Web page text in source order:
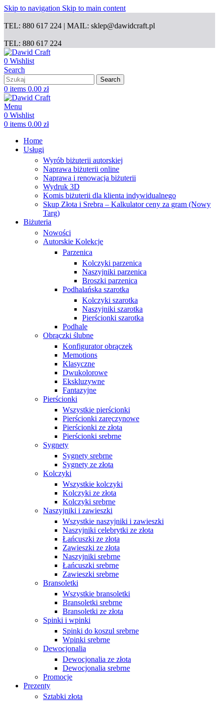
Skip to navigation Skip to main content
TEL: 880 617 224 | MAIL: sklep@dawidcraft.pl
TEL: 880 617 224
0 Wishlist
Search
Search
0 items 0.00 zł
Menu
0 Wishlist
0 items 0.00 zł
Home
Usługi
Wyrób biżuterii autorskiej
Naprawa biżuterii online
Naprawa i renowacja biżuterii
Wydruk 3D
Komis biżuterii dla klienta indywidualnego
Skup Złota i Srebra – Kalkulator ceny za gram (Nowy
Targ)
Biżuteria
Nowości
Autorskie Kolekcje
Parzenica
Kolczyki parzenica
Naszyjniki parzenica
Broszki parzenica
Podhalańska szarotka
Kolczyki szarotka
Naszyjniki szarotka
Pierścionki szarotka
Podhale
Obrączki ślubne
Konfigurator obrączek
Memotions
Klasyczne
Dwukolorowe
Ekskluzywne
Fantazyjne
Pierścionki
Wszystkie pierścionki
Pierścionki zaręczynowe
Pierścionki ze złota
Pierścionki srebrne
Sygnety
Sygnety srebrne
Sygnety ze złota
Kolczyki
Wszystkie kolczyki
Kolczyki ze złota
Kolczyki srebrne
Naszyjniki i zawieszki
Wszystkie naszyjniki i zawieszki
Naszyjniki celebrytki ze złota
Łańcuszki ze złota
Zawieszki ze złota
Naszyjniki srebrne
Łańcuszki srebrne
Zawieszki srebrne
Bransoletki
Wszystkie bransoletki
Bransoletki srebrne
Bransoletki ze złota
Spinki i wpinki
Spinki do koszul srebrne
Wpinki srebrne
Dewocjonalia
Dewocjonalia ze złota
Dewocjonalia srebrne
Promocje
Prezenty
Sztabki złota